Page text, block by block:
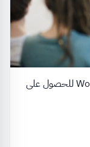
فرصة تطوع في لبنان مقدمة من Worldpackers للحصول على